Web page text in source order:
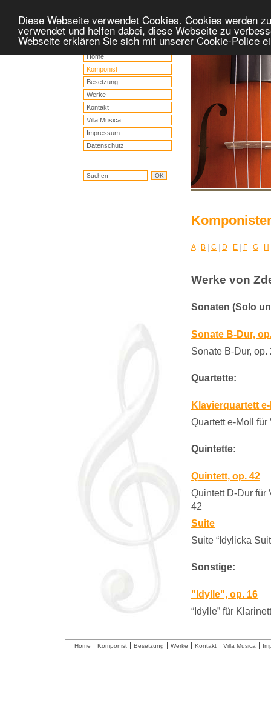
Diese Webseite verwendet Cookies. Cookies werden
verwendet und helfen dabei, diese Webseite zu
Webseite erklären Sie sich mit unserer Cookie-Police
Home
Komponist
Besetzung
Werke
Kontakt
Villa Musica
Impressum
Datenschutz
A| B C D E F G H
Werke von
Sonaten (Solo
Sonate B-Dur,
Sonate B-Dur, op.
Quartette:
Klavierquartett
Quartett e-Moll
Quintette:
Quintett, op. 42
Quintett D-Dur für
42
Suite
Suite “Idylicka
Sonstige:
"Idylle", op. 16
“Idylle” für
Home Komponist Besetzung Werke Kontakt Villa Musica